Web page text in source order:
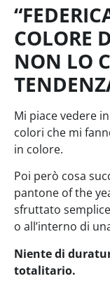
COLORE
NON LO
Mi piace vedere
colori che mi
in colore.
Poi però cosa
pantone of the
sfruttato
o all’interno di
Niente di
totalitario.